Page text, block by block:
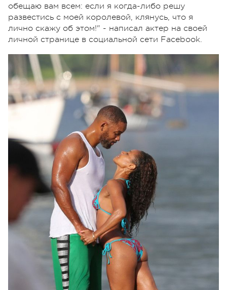
обещаю вам всем: если я когда-либо решу
развестись с моей королевой, клянусь, что я
лично скажу об этом!" - написал актер на своей
личной странице в социальной сети Facebook.